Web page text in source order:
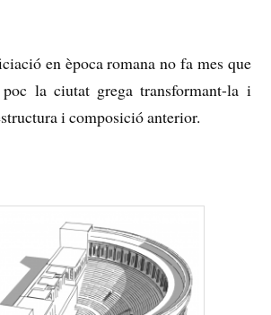
en època romana no fa mes que
la ciutat grega transformant-la i
i composició anterior.